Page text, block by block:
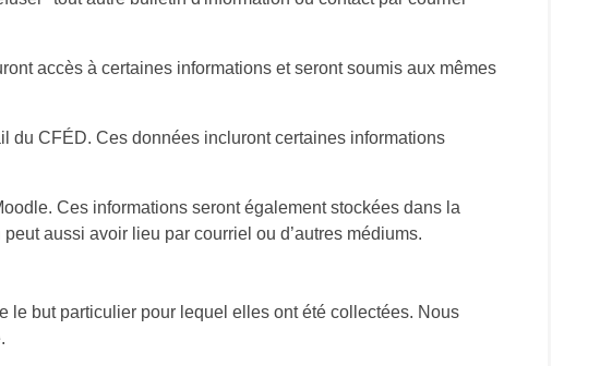
accès à certaines informations et seront soumis aux mêmes
du CFÉD. Ces données incluront certaines informations
Ces informations seront également stockées dans la
aussi avoir lieu par courriel ou d’autres médiums.
le but particulier pour lequel elles ont été collectées. Nous